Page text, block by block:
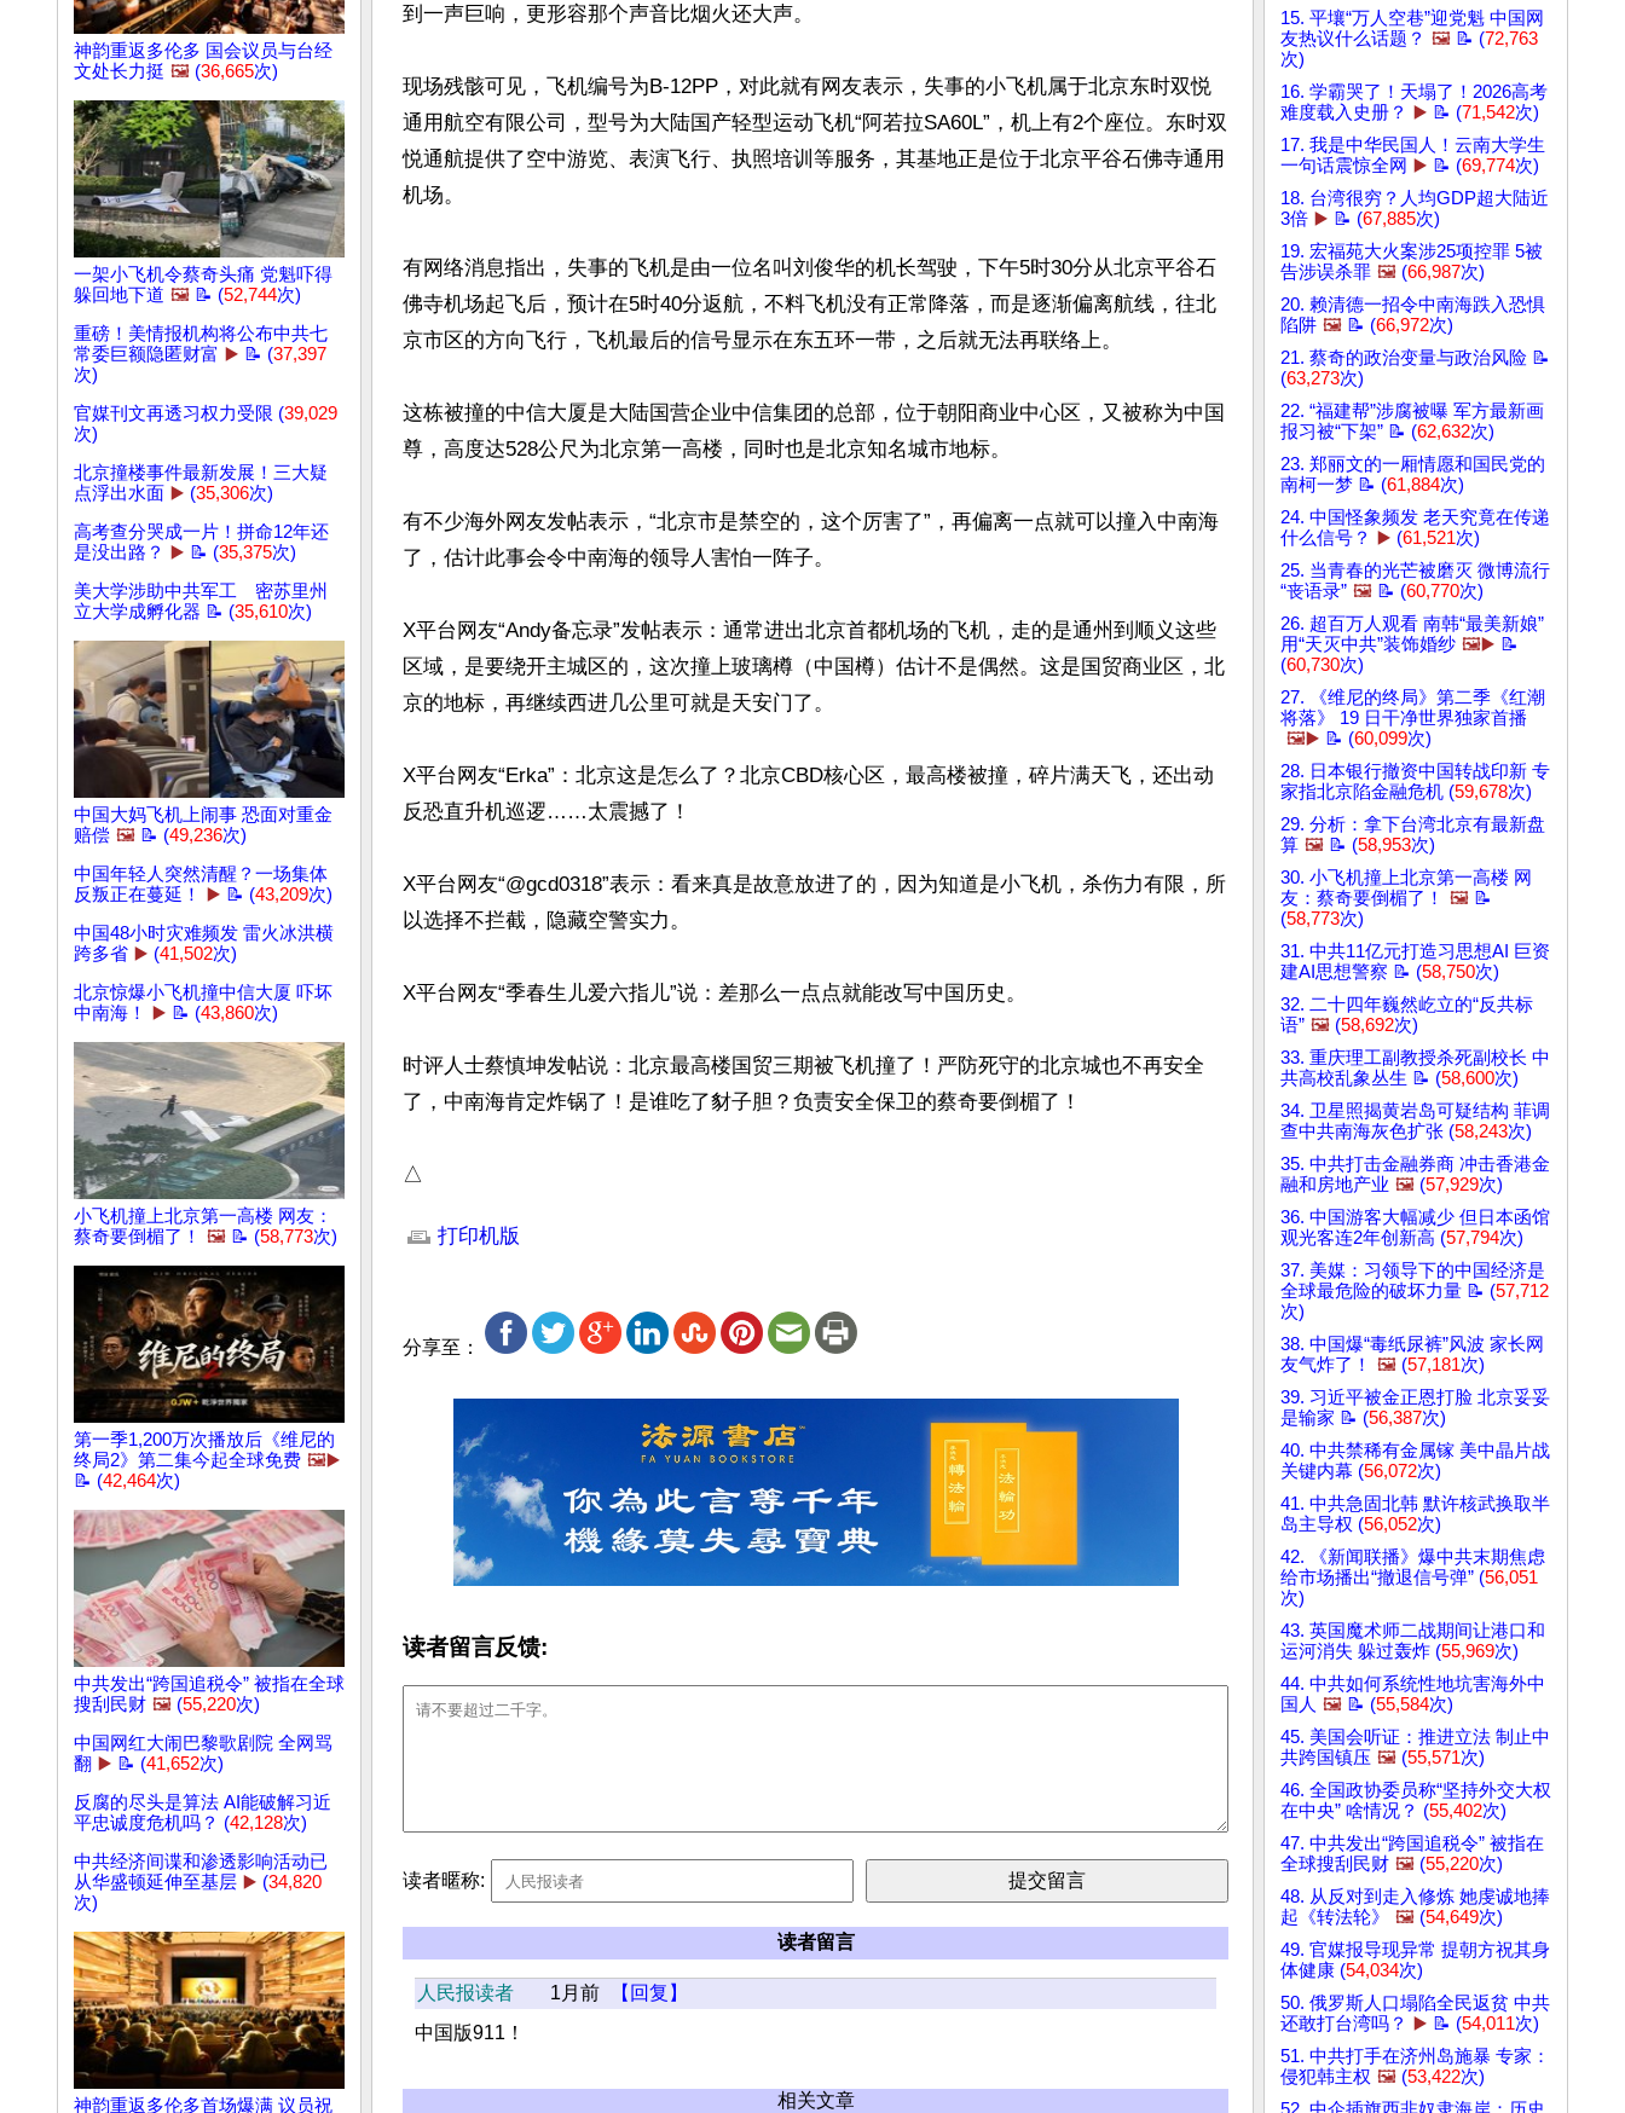
神韵重返多伦多 国会议员与台经
文处长力挺 🖼️ (36,665次)
一架小飞机令蔡奇头痛 党魁吓得
躲回地下道 🖼️ 📝 (52,744次)
重磅！美情报机构将公布中共七
常委巨额隐匿财富 ▶️ 📝 (37,397
次)
官媒刊文再透习权力受限 (39,029
次)
北京撞楼事件最新发展！三大疑
点浮出水面 ▶️ (35,306次)
高考查分哭成一片！拼命12年还
是没出路？
▶️ 📝 (35,375次)
美大学涉助中共军工 密苏里州
立大学成孵化器 📝 (35,610次)
中国大妈飞机上闹事 恐面对重金
赔偿 🖼️ 📝 (49,236次)
中国年轻人突然清醒？一场集体
反叛正在蔓延！
▶️ 📝 (43,209次)
中国48小时灾难频发 雷火冰洪横
跨多省 ▶️ (41,502次)
北京惊爆小飞机撞中信大厦 吓坏
中南海！
▶️ 📝 (43,860次)
小飞机撞上北京第一高楼 网友：
蔡奇要倒楣了！
🖼️ 📝 (58,773次)
第一季1,200万次播放后《维尼的
终局2》第二集今起全球免费 🖼️▶️
📝 (42,464次)
中共发出“跨国追税令” 被指在全球
搜刮民财 🖼️ (55,220次)
中国网红大闹巴黎歌剧院 全网骂
翻 ▶️ 📝 (41,652次)
反腐的尽头是算法 AI能破解习近
平忠诚度危机吗？ (42,128次)
中共经济间谍和渗透影响活动已
从华盛顿延伸至基层 ▶️ (34,820
次)
神韵重返多伦多首场爆满 议员祝
到一声巨响，更形容那个声音比烟火还大声。
现场残骸可见，飞机编号为B-12PP，对此就有网友表示，失事的小飞机属于北京东时双悦
通用航空有限公司，型号为大陆国产轻型运动飞机“阿若拉SA60L”，机上有2个座位。东时双
悦通航提供了空中游览、表演飞行、执照培训等服务，其基地正是位于北京平谷石佛寺通用
机场。
有网络消息指出，失事的飞机是由一位名叫刘俊华的机长驾驶，下午5时30分从北京平谷石
佛寺机场起飞后，预计在5时40分返航，不料飞机没有正常降落，而是逐渐偏离航线，往北
京市区的方向飞行，飞机最后的信号显示在东五环一带，之后就无法再联络上。
这栋被撞的中信大厦是大陆国营企业中信集团的总部，位于朝阳商业中心区，又被称为中国
尊，高度达528公尺为北京第一高楼，同时也是北京知名城市地标。
有不少海外网友发帖表示，“北京市是禁空的，这个厉害了”，再偏离一点就可以撞入中南海
了，估计此事会令中南海的领导人害怕一阵子。
X平台网友“Andy备忘录”发帖表示：通常进出北京首都机场的飞机，走的是通州到顺义这些
区域，是要绕开主城区的，这次撞上玻璃樽（中国樽）估计不是偶然。这是国贸商业区，北
京的地标，再继续西进几公里可就是天安门了。
X平台网友“Erka”：北京这是怎么了？北京CBD核心区，最高楼被撞，碎片满天飞，还出动
反恐直升机巡逻……太震撼了！
X平台网友“@gcd0318”表示：看来真是故意放进了的，因为知道是小飞机，杀伤力有限，所
以选择不拦截，隐藏空警实力。
X平台网友“季春生儿爱六指儿”说：差那么一点点就能改写中国历史。
时评人士蔡慎坤发帖说：北京最高楼国贸三期被飞机撞了！严防死守的北京城也不再安全
了，中南海肯定炸锅了！是谁吃了豺子胆？负责安全保卫的蔡奇要倒楣了！
△
打印机版
分享至：
读者留言反馈:
读者暱称:
读者留言
人民报读者 1月前
【回复】
中国版911！
相关文章
15. 平壤“万人空巷”迎党魁 中国网
友热议什么话题？ 🖼️ 📝 (72,763
次)
16. 学霸哭了！天塌了！2026高考
难度载入史册？
▶️ 📝 (71,542次)
17. 我是中华民国人！云南大学生
一句话震惊全网 ▶️ 📝 (69,774次)
18. 台湾很穷？人均GDP超大陆近
3倍 ▶️ 📝 (67,885次)
19. 宏福苑大火案涉25项控罪 5被
告涉误杀罪 🖼️ (66,987次)
20. 赖清德一招令中南海跌入恐惧
陷阱 🖼️ 📝 (66,972次)
21. 蔡奇的政治变量与政治风险 📝
(63,273次)
22. “福建帮”涉腐被曝 军方最新画
报习被“下架” 📝 (62,632次)
23. 郑丽文的一厢情愿和国民党的
南柯一梦 📝 (61,884次)
24. 中国怪象频发 老天究竟在传递
什么信号？
▶️ (61,521次)
25. 当青春的光芒被磨灭 微博流行
“丧语录” 🖼️ 📝 (60,770次)
26. 超百万人观看 南韩“最美新娘”
用“天灭中共”装饰婚纱 🖼️▶️ 📝
(60,730次)
27. 《维尼的终局》第二季《红潮
将落》 19 日干净世界独家首播
🖼️▶️ 📝 (60,099次)
28. 日本银行撤资中国转战印新 专
家指北京陷金融危机 (59,678次)
29. 分析：拿下台湾北京有最新盘
算 🖼️ 📝 (58,953次)
30. 小飞机撞上北京第一高楼 网
友：蔡奇要倒楣了！
🖼️ 📝
(58,773次)
31. 中共11亿元打造习思想AI 巨资
建AI思想警察 📝 (58,750次)
32. 二十四年巍然屹立的“反共标
语” 🖼️ (58,692次)
33. 重庆理工副教授杀死副校长 中
共高校乱象丛生 📝 (58,600次)
34. 卫星照揭黄岩岛可疑结构 菲调
查中共南海灰色扩张 (58,243次)
35. 中共打击金融券商 冲击香港金
融和房地产业 🖼️ (57,929次)
36. 中国游客大幅减少 但日本函馆
观光客连2年创新高 (57,794次)
37. 美媒：习领导下的中国经济是
全球最危险的破坏力量 📝 (57,712
次)
38. 中国爆“毒纸尿裤”风波 家长网
友气炸了！
🖼️ (57,181次)
39. 习近平被金正恩打脸 北京妥妥
是输家 📝 (56,387次)
40. 中共禁稀有金属镓 美中晶片战
关键内幕 (56,072次)
41. 中共急固北韩 默许核武换取半
岛主导权 (56,052次)
42. 《新闻联播》爆中共末期焦虑
给市场播出“撤退信号弹” (56,051
次)
43. 英国魔术师二战期间让港口和
运河消失 躲过轰炸 (55,969次)
44. 中共如何系统性地坑害海外中
国人 🖼️ 📝 (55,584次)
45. 美国会听证：推进立法 制止中
共跨国镇压 🖼️ (55,571次)
46. 全国政协委员称“坚持外交大权
在中央” 啥情况？ (55,402次)
47. 中共发出“跨国追税令” 被指在
全球搜刮民财 🖼️ (55,220次)
48. 从反对到走入修炼 她虔诚地捧
起《转法轮》
🖼️ (54,649次)
49. 官媒报导现异常 提朝方祝其身
体健康 (54,034次)
50. 俄罗斯人口塌陷全民返贫 中共
还敢打台湾吗？
▶️ 📝 (54,011次)
51. 中共打手在济州岛施暴 专家：
侵犯韩主权 🖼️ (53,422次)